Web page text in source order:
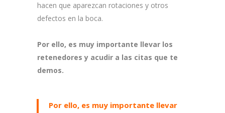
hacen que aparezcan rotaciones y otros
defectos en la boca.
Por ello, es muy importante llevar los
retenedores y acudir a las citas que te
demos.
Por ello, es muy importante llevar